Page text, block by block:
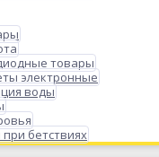
товары
электронные
воды
бетствиях